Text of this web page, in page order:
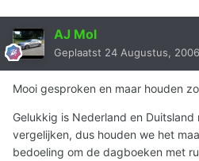
AJ Mol
Geplaatst 24 Augustus, 2006
Mooi gesproken en maar houden
Gelukkig is Nederland en
vergelijken, dus houden we het
bedoeling om de dagboeken met